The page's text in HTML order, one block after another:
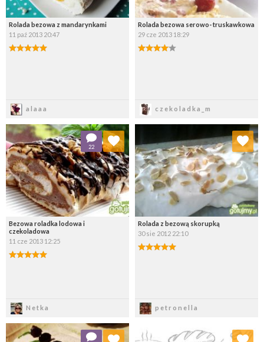
Rolada bezowa z mandarynkami
11 paź 2013 20:47
alaaa
Rolada bezowa serowo- truskawkowa
29 cze 2013 18:29
czekoladka_m
Bezowa roladka lodowa i
czekoladowa
11 cze 2013 12:25
Netka
22
Dodaj do ulubionych
Wybierz listę:
Rolada z bezową skorupką
30 sie 2012 22:10
petronella
Dodaj do ulubionych
Wybierz listę:
Dodaj do ulubionych Dodaj do ulubionych